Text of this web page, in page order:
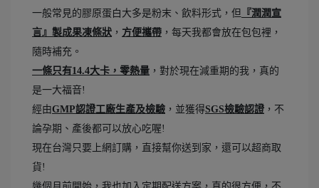
一般常見的膠原蛋白大多是粉末、飲料形式，但 『潤潤宣
言』製成果凍條狀 ， 方便攜帶 ，每天我都會放在包包裡，
隨時補充。
一條只有14.4大卡，零熱量 ，對於現在減重期的我，真的
是一大福音!
經由GMP認證工廠生產及檢驗 ，並獲得SGS檢驗認證 ，不
論孕期、產後都可以放心吃喔!
現在台灣只要上網訂購，直接幫你送到家，還可以超商取
貨!